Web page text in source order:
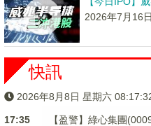
2026年7月16
快訊
2026年8月8日 星期六
17:35
【盈警】綠心集團